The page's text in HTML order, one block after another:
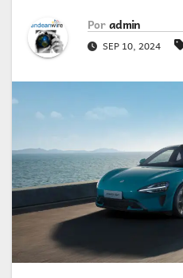
Por admin
SEP 10, 2024